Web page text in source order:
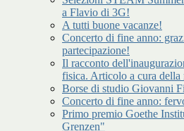
a Flavio di 3G!
A tutti buone vacanze!
Concerto di fine anno:
partecipazione!
Il racconto
fisica. Articolo a cura
Borse di studio Giovanni
Concerto di fine anno:
Primo premio Goethe
Grenzen"